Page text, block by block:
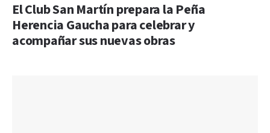
El Club San Martín prepara la Peña
Herencia Gaucha para celebrar y
acompañar sus nuevas obras